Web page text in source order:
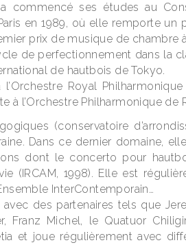
commencé ses études au
en 1989, où elle remporte
prix de musique de chambre
de perfectionnement dans la
de hautbois de Tokyo.
Royal
l’Orchestre Philharmonique de
(conservatoire
Dans ce dernier domaine,
dont le concerto pour
(IRCAM, 1998). Elle est
InterContemporain…
des partenaires tels que
Franz Michel, le Quatuor
et joue régulièrement avec